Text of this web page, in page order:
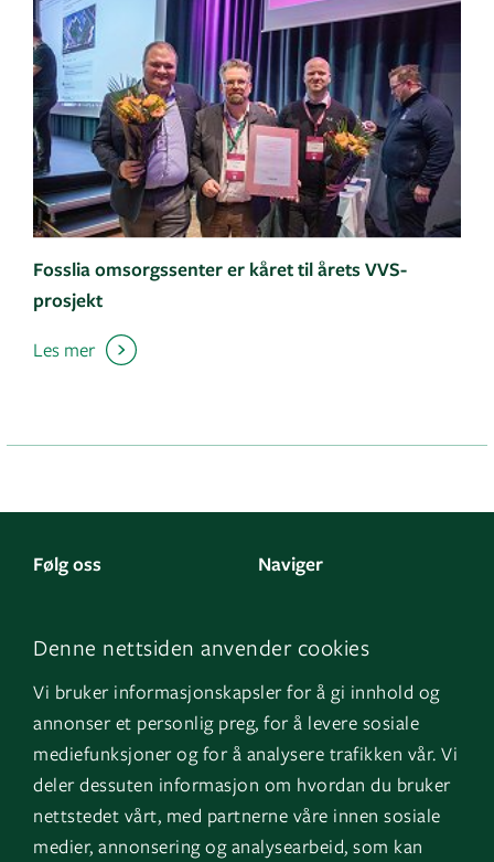
Denne nettsiden anvender cookies
Vi bruker informasjonskapsler for å gi innhold og
annonser et personlig preg, for å levere sosiale
mediefunksjoner og for å analysere trafikken vår. Vi
deler dessuten informasjon om hvordan du bruker
nettstedet vårt, med partnerne våre innen sosiale
medier, annonsering og analysearbeid, som kan
Fosslia omsorgssenter er kåret til årets VVS-
prosjekt
Les mer
Følg oss
Facebook
Instagram
YouTube
Naviger
Om oss
GK Sverige
GK Danmark
Snarveier Logg inn